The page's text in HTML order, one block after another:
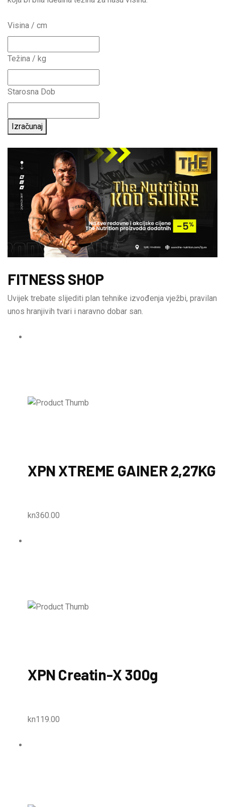
Visina / cm
Težina / kg
Starosna Dob
Izračunaj
FITNESS SHOP
Uvijek trebate slijediti plan tehnike izvođenja vježbi, pravilan
unos hranjivih tvari i naravno dobar san.
XPN XTREME GAINER 2,27KG
kn360.00
XPN Creatin-X 300g
kn119.00